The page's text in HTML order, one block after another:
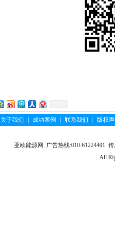
关于我们 | 成功案例 | 联系我们 | 版权
亚欧能源网 广告热线:010-61224401 传
All